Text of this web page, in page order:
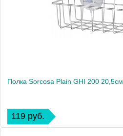
Полка Sorcosa Plain GHI 200 20,5см
119 руб.